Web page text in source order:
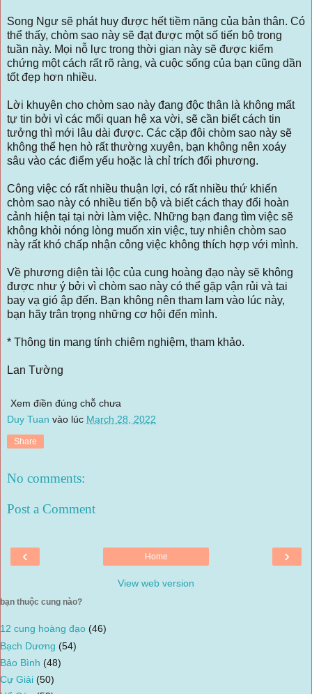
Song Ngư sẽ phát huy được hết tiềm năng của bản thân. Có
thể thấy, chòm sao này sẽ đạt được một số tiến bộ trong
tuần này. Mọi nỗ lực trong thời gian này sẽ được kiểm
chứng một cách rất rõ ràng, và cuộc sống của bạn cũng dần
tốt đẹp hơn nhiều.
Lời khuyên cho chòm sao này đang độc thân là không mất
tự tin bởi vì các mối quan hệ xa vời, sẽ cần biết cách tin
tưởng thì mới lâu dài được. Các cặp đôi chòm sao này sẽ
không thể hẹn hò rất thường xuyên, bạn không nên xoáy
sâu vào các điểm yếu hoặc là chỉ trích đối phương.
Công việc có rất nhiều thuận lợi, có rất nhiều thứ khiến
chòm sao này có nhiều tiến bộ và biết cách thay đổi hoàn
cảnh hiện tại tại nời làm việc. Những bạn đang tìm việc sẽ
không khỏi nóng lòng muốn xin việc, tuy nhiên chòm sao
này rất khó chấp nhận công việc không thích hợp với mình.
Về phương diện tài lộc của cung hoàng đạo này sẽ không
được như ý bởi vì chòm sao này có thể gặp vận rủi và tai
bay vạ gió ập đến. Bạn không nên tham lam vào lúc này,
bạn hãy trân trọng những cơ hội đến mình.
* Thông tin mang tính chiêm nghiệm, tham khảo.
Lan Tường
Xem điền đúng chỗ chưa
Duy Tuan vào lúc March 28, 2022
Share
No comments:
Post a Comment
‹ ›
Home
View web version
bạn thuộc cung nào?
12 cung hoàng đạo (46)
Bạch Dương (54)
Bảo Bình (48)
Cự Giải (50)